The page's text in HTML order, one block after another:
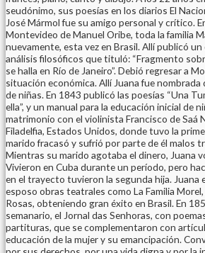
seudónimo, sus poesías en los diarios El
José Mármol fue su amigo personal y crítico.
Montevideo de Manuel Oribe, toda la familia
nuevamente, esta vez en Brasil. Allí publicó
análisis filosóficos que tituló: “Fragmento
se halla en Río de Janeiro”. Debió regresar a
situación económica. Allí Juana fue nombrada
de niñas. En 1843 publicó las poesías “Una
ella”, y un manual para la educación inicial de
matrimonio con el violinista Francisco de Saá
Filadelfia, Estados Unidos, donde tuvo la
marido fracasó y sufrió por parte de él malos
Mientras su marido agotaba el dinero, Juana
Vivieron en Cuba durante un período, pero
en el trayecto tuvieron la segunda hija. Juana
esposo obras teatrales como La Familia Morel,
Rosas, obteniendo gran éxito en Brasil. En
semanario, el Jornal das Senhoras, con
partituras, que se complementaron con
educación de la mujer y su emancipación.